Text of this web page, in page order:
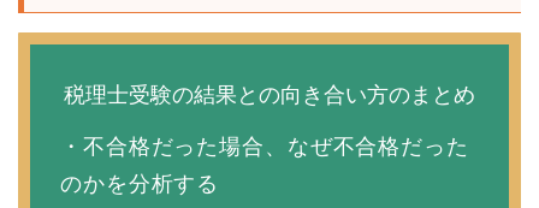
税理士受験の結果との向き合い方のまとめ
・不合格だった場合、なぜ不合格だった
のかを分析する